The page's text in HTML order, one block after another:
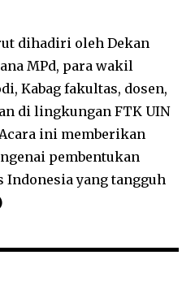
dihadiri oleh Dekan
MPd, para wakil
Kabag fakultas, dosen,
di lingkungan FTK UIN
ini memberikan
pembentukan
Indonesia yang tangguh